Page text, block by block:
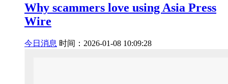
Why scammers love using Asia Press
Wire
今日消息 时间：2026-01-08 10:09:28